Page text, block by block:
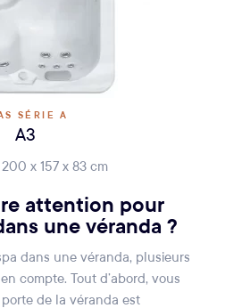
SÉRIE A
A3
x 157 x 83 cm
attention pour
une véranda ?
dans une véranda, plusieurs
compte. Tout d’abord, vous
de la véranda est